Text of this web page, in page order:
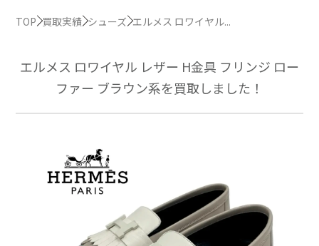
TOP 買取実績 シューズ エルメス ロワイヤル...
エルメス ロワイヤル レザー H金具 フリンジ ロー
ファー ブラウン系を買取しました！